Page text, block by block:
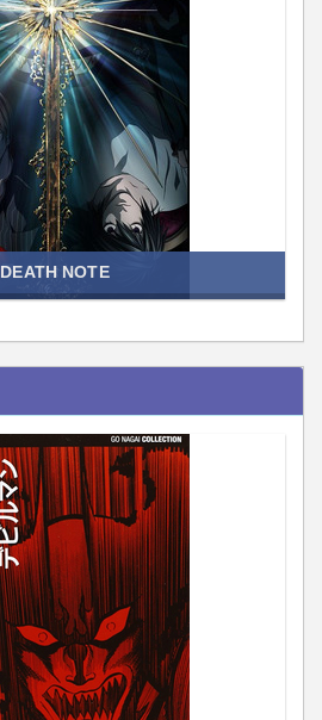
DEATH NOTE